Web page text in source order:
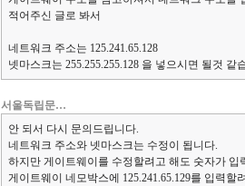
적어주신 글로 봐서
네트워크 주소는 125.241.65.128
넷마스크는 255.255.255.128 을 넣으시면 될것
서울독립문…
안 되서 다시 문의드립니다.
네트워크 주소와 넷마스크는 수정이 됩니다.
하지만 게이트웨이를 수정할려고 해도 숫자가 입
게이트웨이 네모박스에 125.241.65.129를 입력